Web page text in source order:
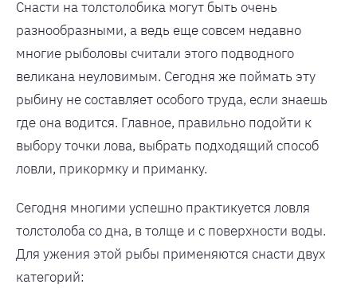
Снасти на толстолобика могут быть очень
разнообразными, а ведь еще совсем недавно
многие рыболовы считали этого подводного
великана неуловимым. Сегодня же поймать эту
рыбину не составляет особого труда, если знаешь
где она водится. Главное, правильно подойти к
выбору точки лова, выбрать подходящий способ
ловли, прикормку и приманку.
Сегодня многими успешно практикуется ловля
толстолоба со дна, в толще и с поверхности воды.
Для ужения этой рыбы применяются снасти двух
категорий: